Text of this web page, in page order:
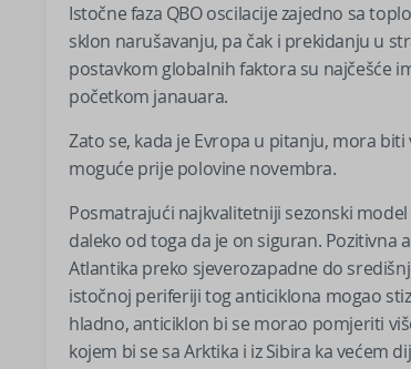
Istočne faza QBO oscilacije zajedno sa
sklon narušavanju, pa čak i prekidanju u
postavkom globalnih faktora su najčešće
početkom janauara.
Zato se, kada je Evropa u pitanju, mora
moguće prije polovine novembra.
Posmatrajući najkvalitetniji sezonski model
daleko od toga da je on siguran. Pozitivna
Atlantika preko sjeverozapadne do
istočnoj periferiji tog anticiklona mogao
hladno, anticiklon bi se morao pomjeriti
kojem bi se sa Arktika i iz Sibira ka većem